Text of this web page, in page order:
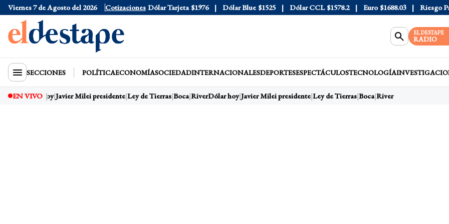
Viernes 7 de Agosto del 2026 Cotizaciones
Dólar Oficial $1520 Dólar Tarjeta $1976 Dólar Blue $1525 Dólar CCL $1578.2 Euro $1688.03 Riesgo País
EL DESTAPE
RADIO
SECCIONES POLÍTICAECONOMÍASOCIEDADINTERNACIONALESDEPORTESESPECTÁCULOSTECNOLOGÍA
EN VIVO
Dólar hoy Javier Milei presidente Ley de Tierras Boca RiverDólar hoy Javier Milei presidente Ley de Tierras Boca River